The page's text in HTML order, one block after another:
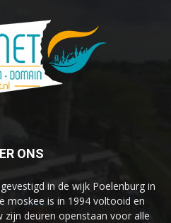
ONS
in de wijk Poelenburg in
moskee is in 1994 voltooid en
zijn deuren openstaan voor alle